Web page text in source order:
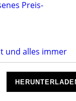
Preis-
und alles immer